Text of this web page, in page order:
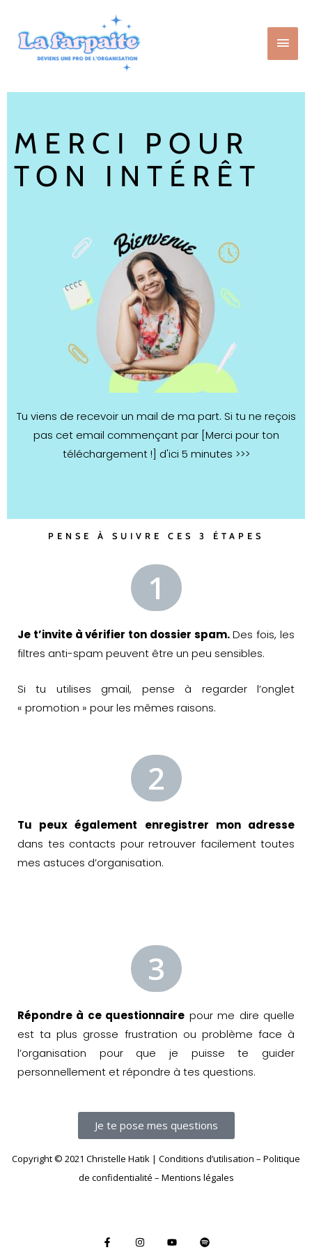
contenu
MERCI POUR
TON INTÉRÊT
Tu viens de recevoir un mail de ma part. Si tu ne reçois
pas cet email commençant par [Merci pour ton
téléchargement !] d'ici 5 minutes >>>
PENSE À SUIVRE CES 3 ÉTAPES
1
Je t’invite à vérifier ton dossier spam.Des fois, les
filtres anti-spam peuvent être un peu sensibles.
Si tu utilises gmail, pense à regarder l’onglet
« promotion » pour les mêmes raisons.
2
Tu peux également enregistrer mon adresse
dans tes contacts pour retrouver facilement toutes
mes astuces d’organisation.
3
Répondre à ce questionnaire pour me dire quelle
est ta plus grosse frustration ou problème face à
l’organisation pour que je puisse te guider
personnellement et répondre à tes questions.
Je te pose mes questions
Copyright © 2021 Christelle Hatik | Conditions d’utilisation – Politique
de confidentialité – Mentions légales
c s u o